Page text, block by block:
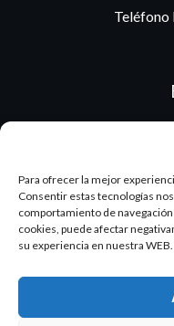
Para ofrecer la mejor
Consentir estas tecnologías
comportamiento de
cookies, puede afectar
su experiencia en nuestra WEB.
Teléfono